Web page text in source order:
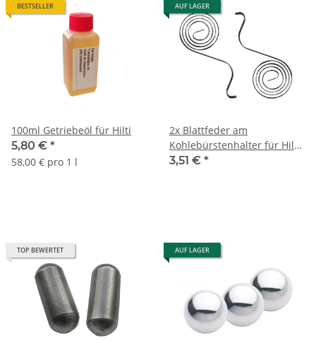
BESTSELLER
100ml Getriebeöl für Hilti
5,80 € *
58,00 € pro 1 l
AUF LAGER
2x Blattfeder am
Kohlebürstenhalter für Hilti
TE54 TE55
3,51 € *
TOP BEWERTET AUF LAGER